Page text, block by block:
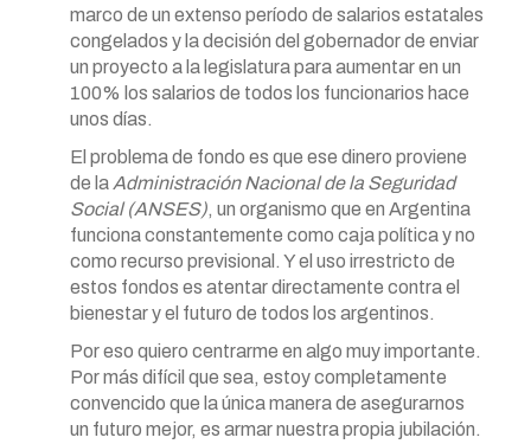
marco de un extenso período de salarios estatales
congelados y la decisión del gobernador de enviar
un proyecto a la legislatura para aumentar en un
100% los salarios de todos los funcionarios hace
unos días.
El problema de fondo es que ese dinero proviene
de la Administración Nacional de la Seguridad
Social (ANSES), un organismo que en Argentina
funciona constantemente como caja política y no
como recurso previsional. Y el uso irrestricto de
estos fondos es atentar directamente contra el
bienestar y el futuro de todos los argentinos.
Por eso quiero centrarme en algo muy importante.
Por más difícil que sea, estoy completamente
convencido que la única manera de asegurarnos
un futuro mejor, es armar nuestra propia jubilación.